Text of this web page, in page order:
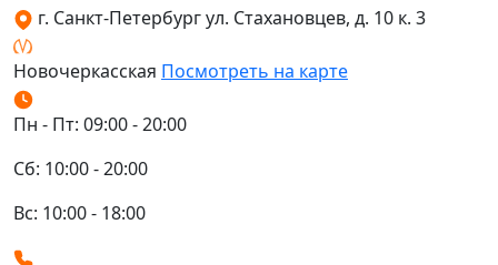
г. Санкт-Петербург ул. Стахановцев, д. 10 к. 3
Новочеркасская Посмотреть на карте
Пн - Пт: 09:00 - 20:00
Сб: 10:00 - 20:00
Вс: 10:00 - 18:00